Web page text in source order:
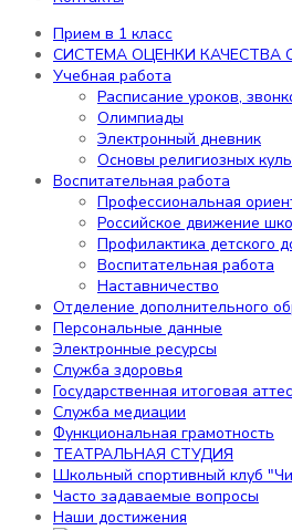
транспортного травматизма
Воспитательная работа
Наставничество
Отделение дополнительного
Персональные данные
Электронные ресурсы
Служба здоровья
Государственная итоговая
Служба медиации
Функциональная грамотность
ТЕАТРАЛЬНАЯ СТУДИЯ
Школьный спортивный клуб
Часто задаваемые вопросы
Наши достижения
ДОСТУПНАЯ СРЕДА
Галерея
Библиотека
Бассейн
Электронная приемная
Структура сайта
РДДМ «Движение первых»
Наши звёздочки!
ВАКАНСИИ
Самодиагностика
Охрана труда
Прием в 1 класс
СИСТЕМА ОЦЕНКИ КАЧЕСТВА
Учебная работа
Расписание уроков,
Олимпиады
Электронный дневник
Основы религиозных
Воспитательная работа
Профессиональная
Российское движение
Профилактика детского
Воспитательная работа
Наставничество
Отделение дополнительного
Персональные данные
Электронные ресурсы
Служба здоровья
Государственная итоговая
Служба медиации
Функциональная грамотность
ТЕАТРАЛЬНАЯ СТУДИЯ
Школьный спортивный клуб
Часто задаваемые вопросы
Наши достижения